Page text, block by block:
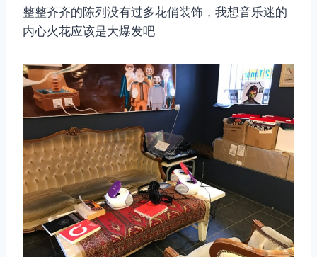
整整齐齐的陈列没有过多花俏装饰，我想音乐迷的
内心火花应该是大爆发吧